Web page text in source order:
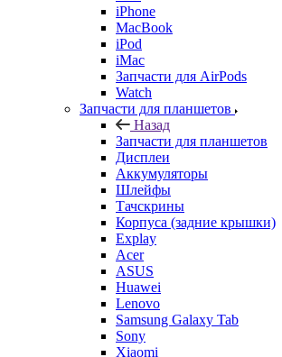
iPhone
MacBook
iPod
iMac
Запчасти для AirPods
Watch
Запчасти для планшетов
Назад
Запчасти для планшетов
Дисплеи
Аккумуляторы
Шлейфы
Тачскрины
Корпуса (задние крышки)
Explay
Acer
ASUS
Huawei
Lenovo
Samsung Galaxy Tab
Sony
Xiaomi